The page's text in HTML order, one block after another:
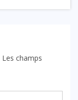
Les champs